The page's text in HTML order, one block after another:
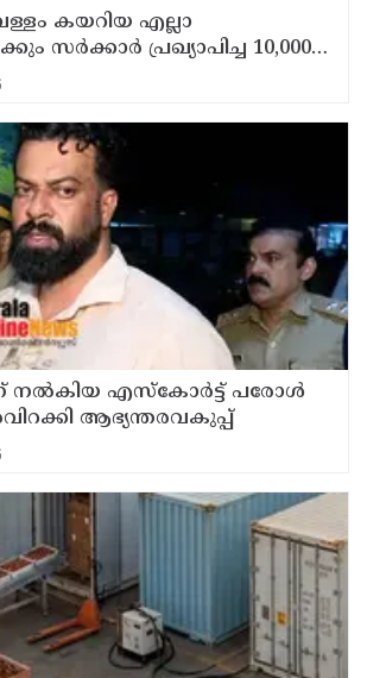
കയറിയ എല്ലാ
സര്‍ക്കാര്‍ പ്രഖ്യാപിച്ച 10,000
ലഭ്യമാക്കും ; എ.പി.
എസ്‌കോര്‍ട്ട് പരോള്‍
ആഭ്യന്തരവകുപ്പ്